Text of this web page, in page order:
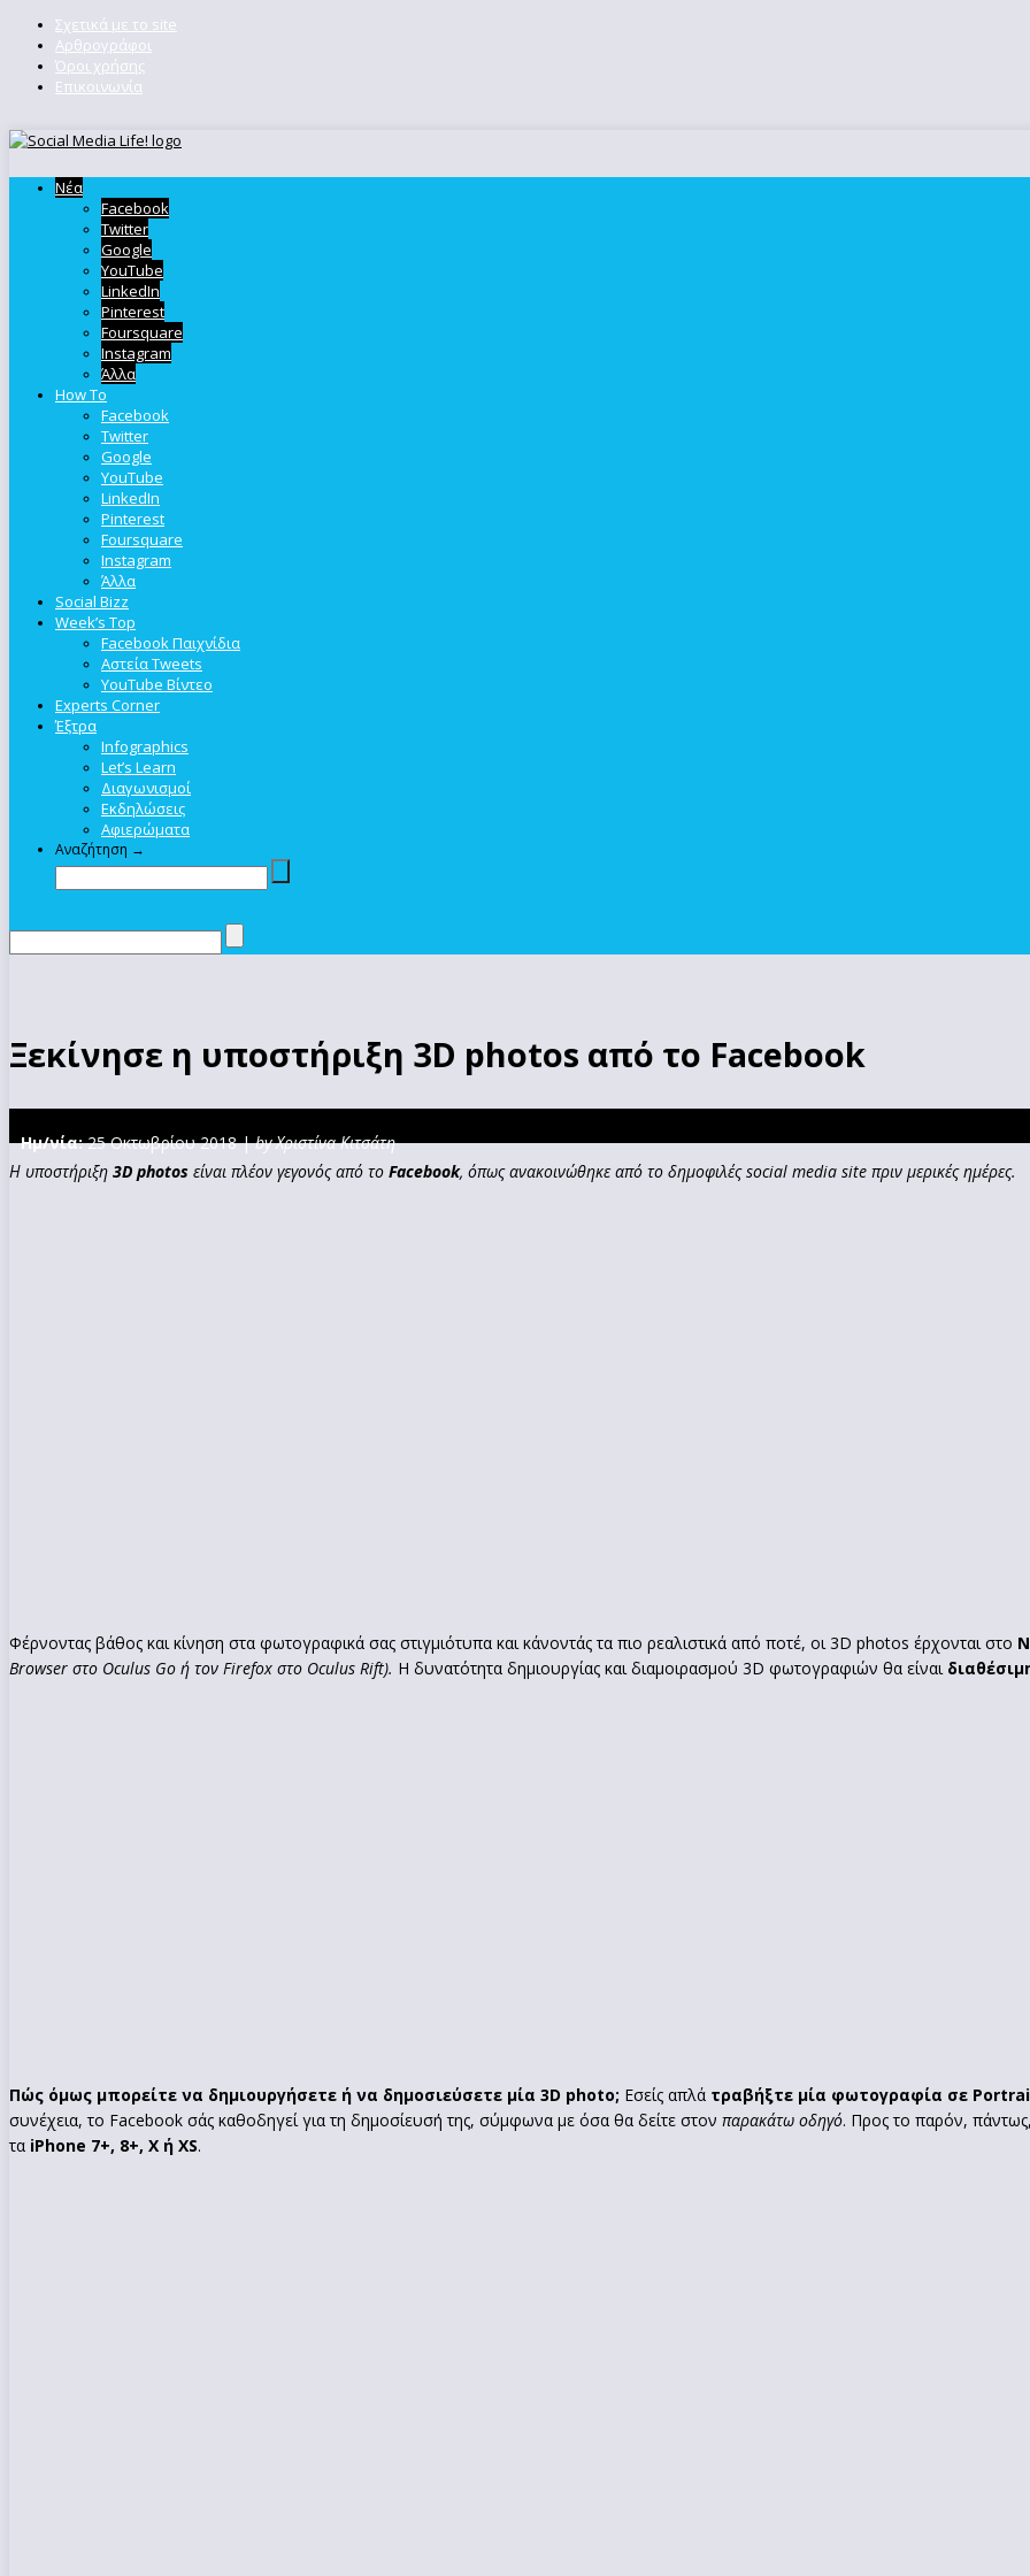
Σχετικά με το site
Αρθρογράφοι
Όροι χρήσης
Επικοινωνία
Νέα
Facebook
Twitter
Google
YouTube
LinkedIn
Pinterest
Foursquare
Instagram
Άλλα
How To
Facebook
Twitter
Google
YouTube
LinkedIn
Pinterest
Foursquare
Instagram
Άλλα
Social Bizz
Week’s Top
Facebook Παιχνίδια
Αστεία Tweets
YouTube Βίντεο
Experts Corner
Έξτρα
Infographics
Let’s Learn
Διαγωνισμοί
Εκδηλώσεις
Αφιερώματα
Αναζήτηση →
Ξεκίνησε η υποστήριξη 3D photos από το Facebook
Ημ/νία:25 Οκτωβρίου 2018 |by Χριστίνα Κιτσάτη
Η υποστήριξη 3D photos είναι πλέον γεγονός από το Facebook, όπως ανακοινώθηκε από το δημοφιλές social media site πριν μερικές ημέρες.
Φέρνοντας βάθος και κίνηση στα φωτογραφικά σας στιγμιότυπα και κάνοντάς τα πιο ρεαλιστικά από ποτέ, οι 3D photos έρχονται στο
Browser στο Oculus Go ή τον Firefox στο Oculus Rift). Η δυνατότητα δημιουργίας και διαμοιρασμού 3D φωτογραφιών θα είναι
Πώς όμως μπορείτε να δημιουργήσετε ή να δημοσιεύσετε μία 3D photo; Εσείς απλά τραβήξτε μία φωτογραφία σε
συνέχεια, το Facebook σάς καθοδηγεί για τη δημοσίευσή της, σύμφωνα με όσα θα δείτε στον παρακάτω οδηγό. Προς το παρόν,
τα iPhone 7+, 8+, X ή XS.